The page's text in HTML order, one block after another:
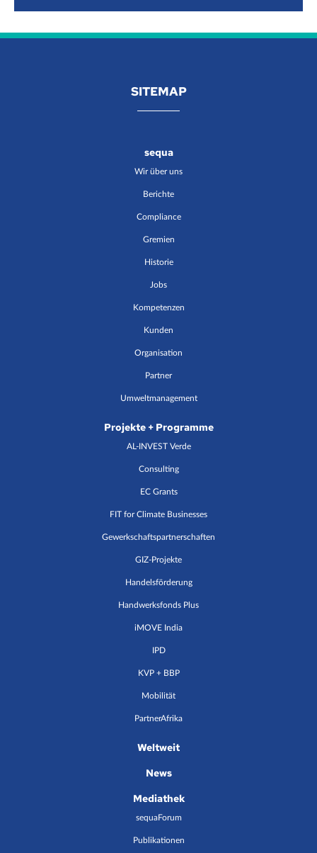
SITEMAP
sequa
Wir über uns
Berichte
Compliance
Gremien
Historie
Jobs
Kompetenzen
Kunden
Organisation
Partner
Umweltmanagement
Projekte + Programme
AL-INVEST Verde
Consulting
EC Grants
FIT for Climate Businesses
Gewerkschaftspartnerschaften
GIZ-Projekte
Handelsförderung
Handwerksfonds Plus
iMOVE India
IPD
KVP + BBP
Mobilität
PartnerAfrika
Weltweit
News
Mediathek
sequaForum
Publikationen